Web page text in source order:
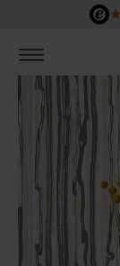
Zum Hauptinhalt ★